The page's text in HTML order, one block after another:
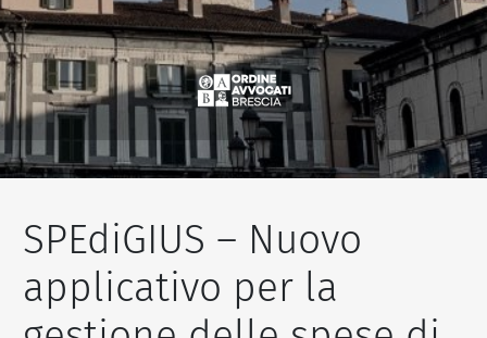
SPEdiGIUS – Nuovo
applicativo per la